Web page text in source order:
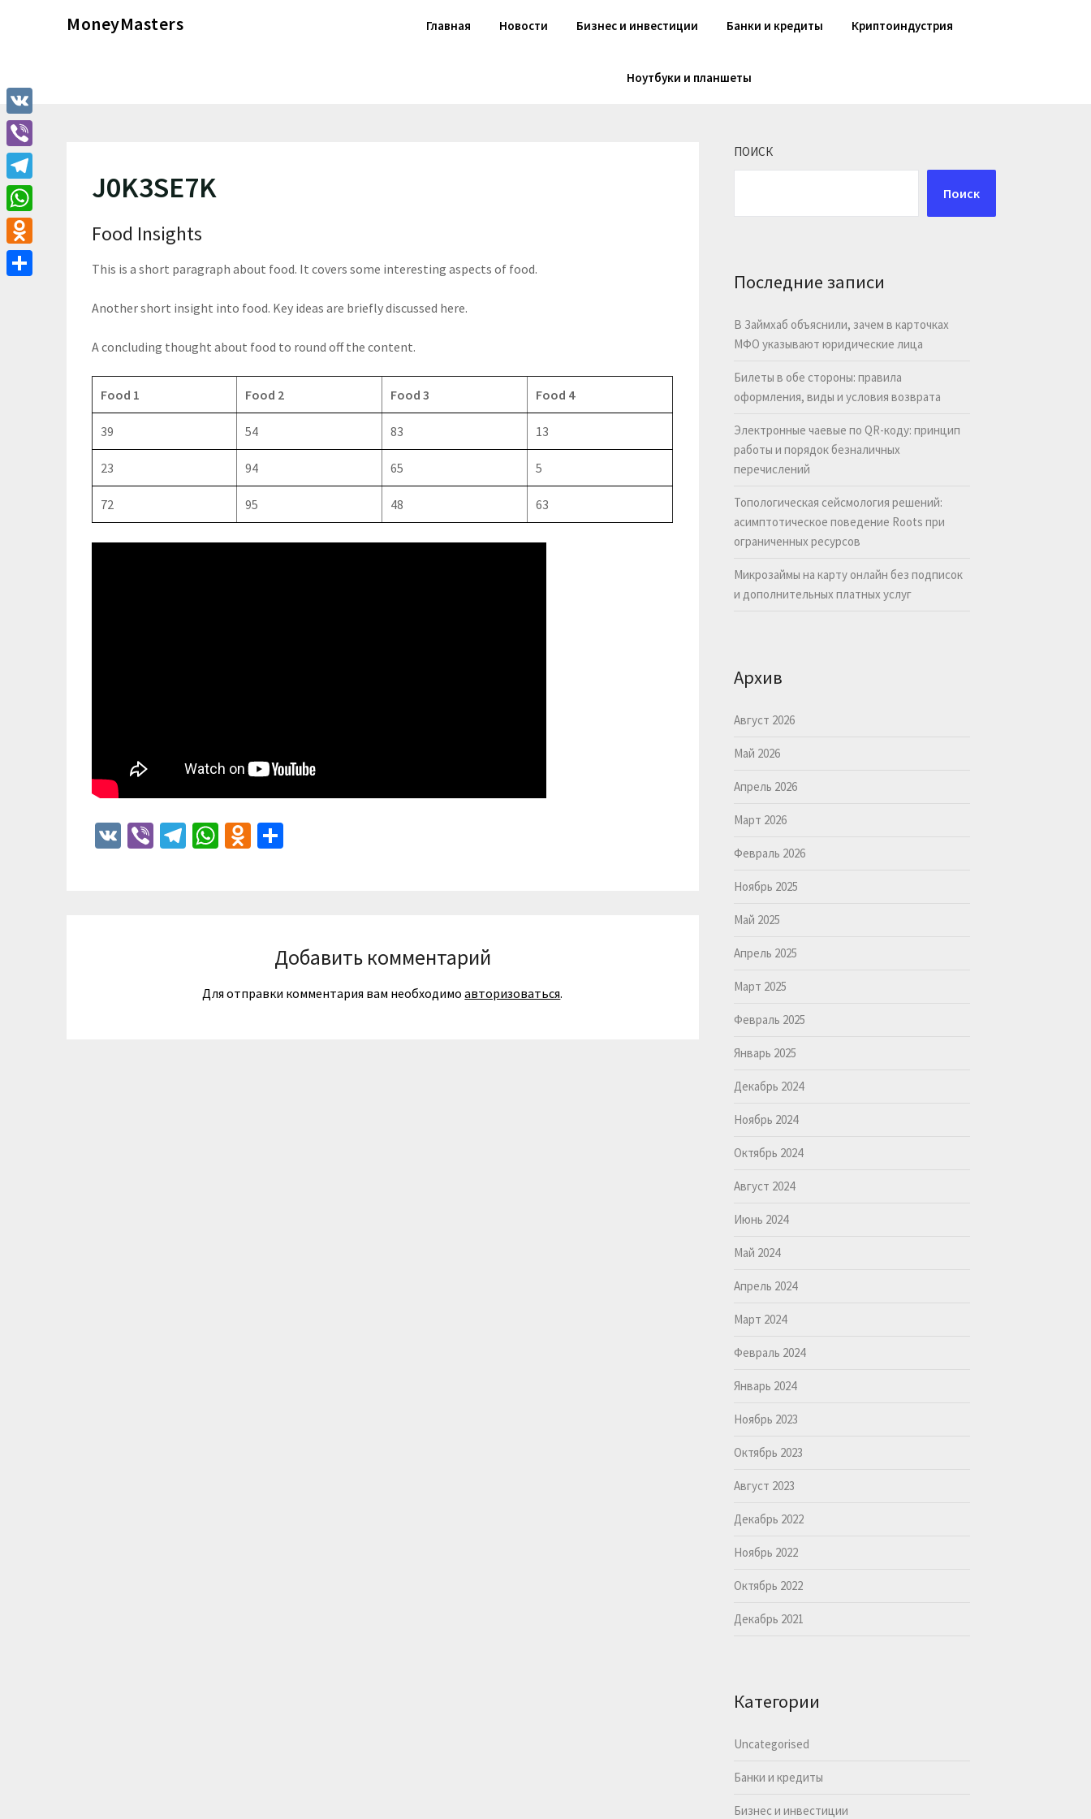
MoneyMasters Главная Новости Бизнес и инвестиции Банки и кредиты Криптоиндустрия
Ноутбуки и планшеты
J0K3SE7K
Food Insights
This is a short paragraph about food. It covers some interesting aspects of food.
Another short insight into food. Key ideas are briefly discussed here.
A concluding thought about food to round off the content.
Food 1 Food 2 Food 3 Food 4
39 54 83 13
23 94 65 5
72 95 48 63
VK ViberTelegram
WhatsApp
Odnoklassniki
Добавить комментарий
Для отправки комментария вам необходимоавторизоваться.
ПОИСК
Поиск
Последние записи
В Займхаб объяснили, зачем в карточках
МФО указывают юридические лица
Билеты в обе стороны: правила
оформления, виды и условия возврата
Электронные чаевые по QR-коду: принцип
работы и порядок безналичных
перечислений
Топологическая сейсмология решений:
асимптотическое поведение Roots при
ограниченных ресурсов
Микрозаймы на карту онлайн без подписок
и дополнительных платных услуг
Архив
Август 2026
Май 2026
Апрель 2026
Март 2026
Февраль 2026
Ноябрь 2025
Май 2025
Апрель 2025
Март 2025
Февраль 2025
Январь 2025
Декабрь 2024
Ноябрь 2024
Октябрь 2024
Август 2024
Июнь 2024
Май 2024
Апрель 2024
Март 2024
Февраль 2024
Январь 2024
Ноябрь 2023
Октябрь 2023
Август 2023
Декабрь 2022
Ноябрь 2022
Октябрь 2022
Декабрь 2021
Категории
Uncategorised
Банки и кредиты
Бизнес и инвестиции
VK
Viber
Telegram
WhatsApp
Odnoklassniki